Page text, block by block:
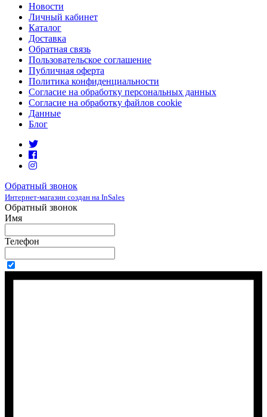
Новости
Личный кабинет
Каталог
Доставка
Обратная связь
Пользовательское соглашение
Публичная оферта
Политика конфиденциальности
Согласие на обработку персональных данных
Согласие на обработку файлов cookie
Данные
Блог
Обратный звонок
Интернет-магазин создан на InSales
Обратный звонок
Имя
Телефон